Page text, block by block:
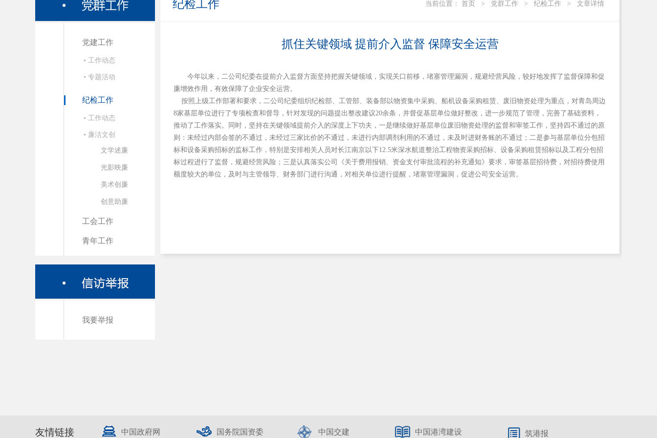
党建工作
• 工作动态
• 专题活动
纪检工作
• 工作动态
• 廉洁文创
文学述廉
光影映廉
美术创廉
创意助廉
工会工作
青年工作
我要举报
纪检工作 当前位置： 首页 > 党群工作 > 纪检工作 > 文章详情
抓住关键领域 提前介入监督 保障安全运营
今年以来，二公司纪委在提前介入监督方面坚持把握关键领域，实现关口前移，堵塞管理漏洞，规避经营风险，较好地发挥了监督保障和促
廉增效作用，有效保障了企业安全运营。
按照上级工作部署和要求，二公司纪委组织纪检部、工管部、装备部以物资集中采购、船机设备采购租赁、废旧物资处理为重点，对青岛周边
8家基层单位进行了专项检查和督导，针对发现的问题提出整改建议20余条，并督促基层单位做好整改，进一步规范了管理，完善了基础资料，
推动了工作落实。同时，坚持在关键领域提前介入的深度上下功夫，一是继续做好基层单位废旧物资处理的监督和审签工作，坚持四不通过的原
则：未经过内部会签的不通过，未经过三家比价的不通过，未进行内部调剂利用的不通过，未及时进财务账的不通过；二是参与基层单位分包招
标和设备采购招标的监标工作，特别是安排相关人员对长江南京以下12.5米深水航道整治工程物资采购招标、设备采购租赁招标以及工程分包招
标过程进行了监督，规避经营风险；三是认真落实公司《关于费用报销、资金支付审批流程的补充通知》要求，审签基层招待费，对招待费使用
额度较大的单位，及时与主管领导、财务部门进行沟通，对相关单位进行提醒，堵塞管理漏洞，促进公司安全运营。
友情链接 中国政府网 国务院国资委 中国交建 中国港湾建设 筑港报